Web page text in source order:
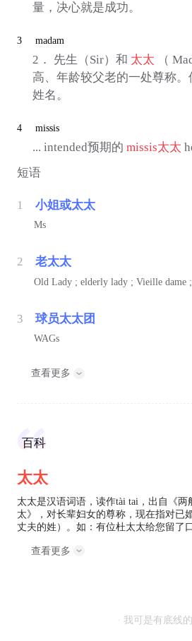
量，决心就是成功。
3 madam
2． 先生（Sir）和 太太 （
高、年龄较父老的一处尊称
姓名。
4 missis
... intended预期的 missis太太
短语
1 小姐或太太
Ms
2 老太太
Old Lady ; elderly lady ; Vieille dame
3 球员太太团
WAGs
查看更多
百科
太太
太太是汉语词语，读作tài tai，出自《两
太》，对长辈妇女的尊称，现在指对已
丈夫的姓）。如：有位杜太太给您留了口
查看更多
· 我可是有底线的